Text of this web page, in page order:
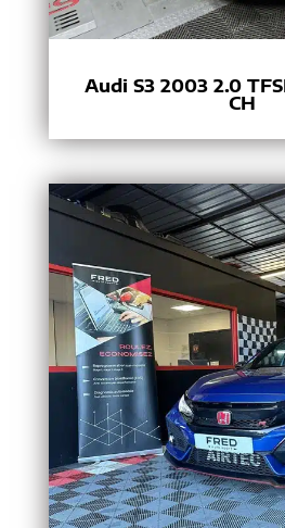
Audi S3 2003 2.0
CH